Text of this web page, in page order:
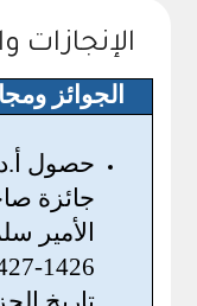
الإنجازات
الجوائز
حصول
جائزة
الأمير